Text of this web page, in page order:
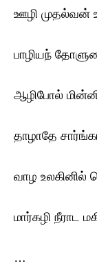
ஊழி முதல்வன்
பாழியந்
ஆழிபோல்
தாழாதே
வாழ உலகினில்
மார்கழி நீராட
…